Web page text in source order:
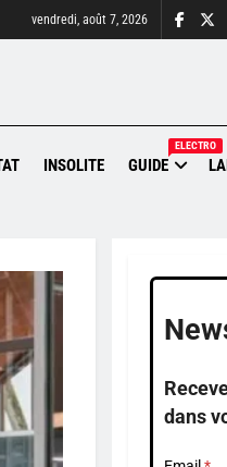
vendredi, août 7, 2026
INSOLITE GUIDE
ELECTRO
dans